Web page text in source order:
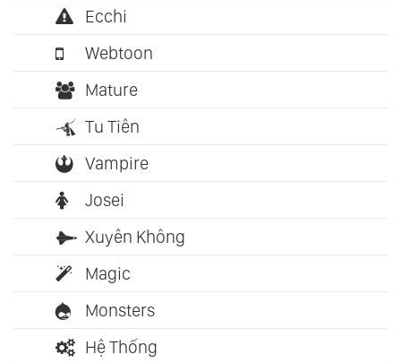
Ecchi
Webtoon
Mature
Tu Tiên
Vampire
Josei
Xuyên Không
Magic
Monsters
Hệ Thống